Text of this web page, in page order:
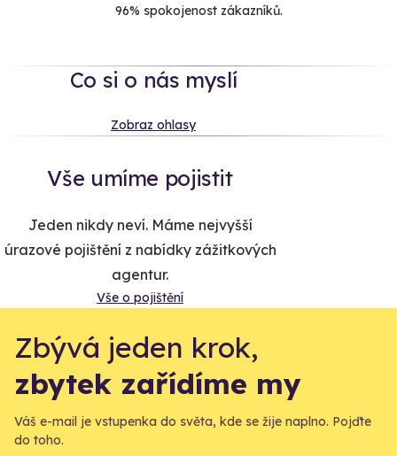
96% spokojenost zákazníků.
Co si o nás myslí
Zobraz ohlasy
Vše umíme pojistit
Jeden nikdy neví. Máme nejvyšší
úrazové pojištění z nabídky zážitkových
agentur.
Vše o pojištění
Zbývá jeden krok,
zbytek zařídíme my
Váš e-mail je vstupenka do světa, kde se žije naplno. Pojďte
do toho.